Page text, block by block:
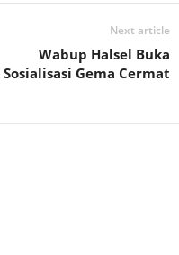
Next article
Wabup Halsel Buka
Sosialisasi Gema Cermat